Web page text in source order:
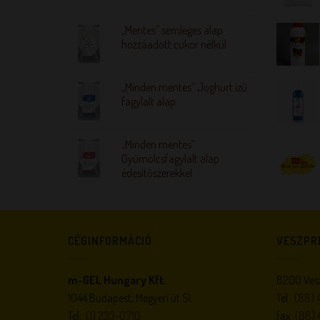
„Mentes” semleges alap
hozzáadott cukor nélkül
„Minden mentes” Joghurt ízű
fagylalt alap
„Minden mentes”
Gyümölcsfagylalt alap
édesítőszerekkel
CÉGINFORMÁCIÓ
m-GEL Hungary Kft.
1044 Budapest, Megyeri út 51.
Tel.:
8200
Tel.:
fax: